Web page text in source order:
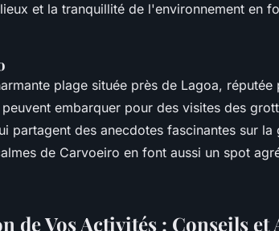
et la tranquillité de l'environnement en
plage située près de Lagoa, réputée
embarquer pour des visites des
partagent des anecdotes fascinantes sur
de Carvoeiro en font aussi un spot
de Vos Activités : Conseils et